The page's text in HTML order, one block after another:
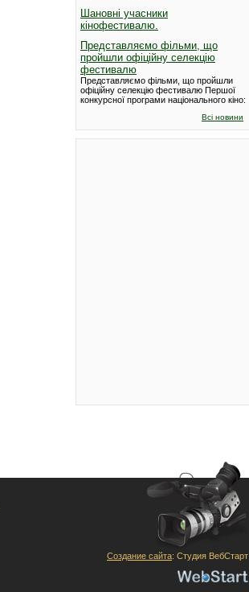
Шановні учасники
кінофестивалю.
Представляємо фільми, що
пройшли офіційну селекцію
фестивалю
Представляємо фільми, що пройшли
офіційну селекцію фестивалю Першої
конкурсної програми національного кіно:
Всі новини
Создание сайта: Студия ВебСтарт